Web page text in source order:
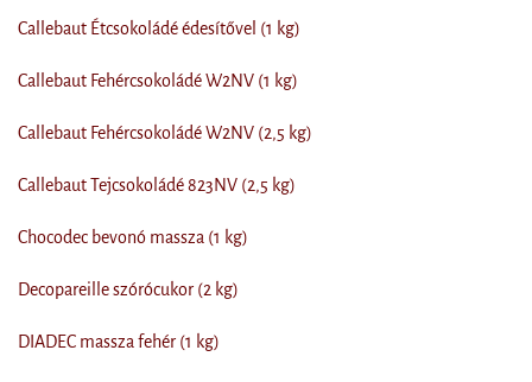
Callebaut Étcsokoládé édesítővel (1 kg)
Callebaut Fehércsokoládé W2NV (1 kg)
Callebaut Fehércsokoládé W2NV (2,5 kg)
Callebaut Tejcsokoládé 823NV (2,5 kg)
Chocodec bevonó massza (1 kg)
Decopareille szórócukor (2 kg)
DIADEC massza fehér (1 kg)